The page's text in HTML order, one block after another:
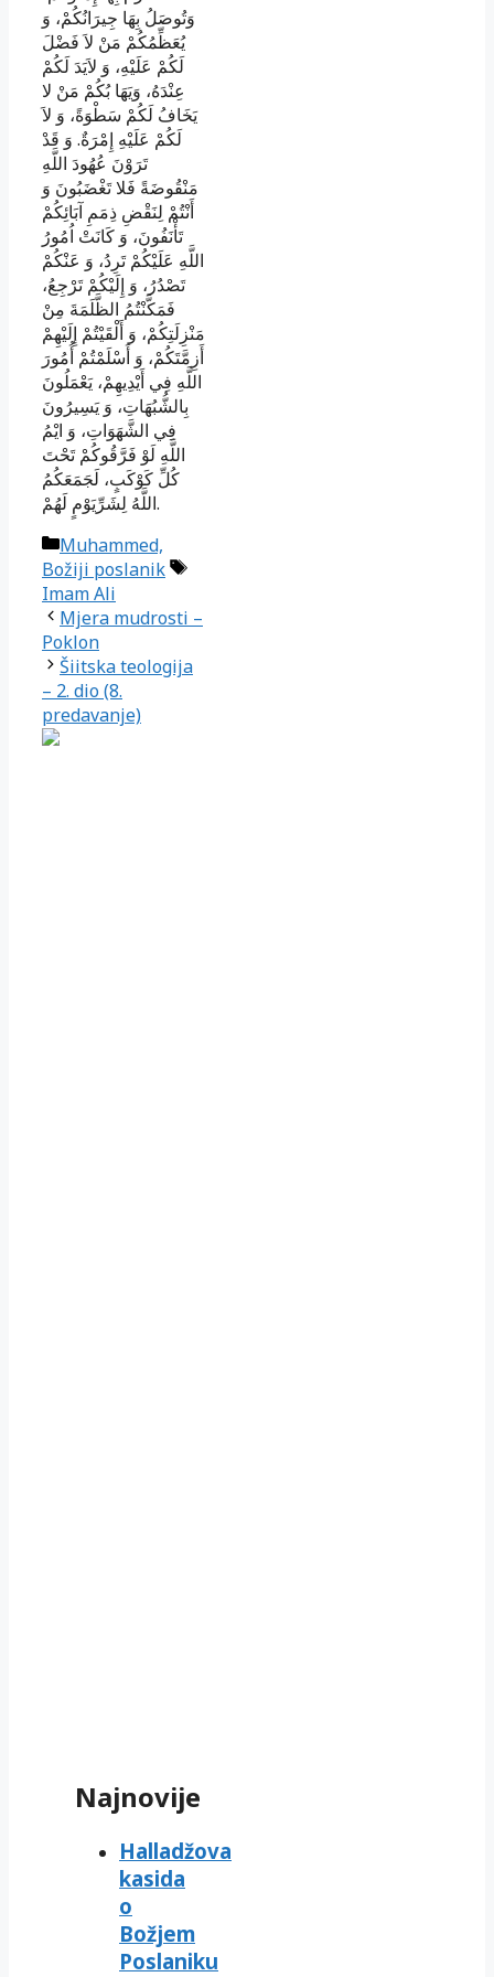
وَتُوصَلُ بِهَا جِيرَانُكُمْ، وَ
يُعَظِّمُكُمْ مَنْ لاَ فَضْلَ
لَكُمْ عَلَيْهِ، وَ لاَيَدَ لَكُمْ
عِنْدَهُ، وَيَهَا بُكُمْ مَنْ لا
يَخَافُ لَكُمْ سَطْوَةً، وَ لاَ
لَكُمْ عَلَيْهِ إِمْرَةٌ. وَ قَدْ
تَرَوْنَ عُهُودَ اللَّهِ
مَنْقُوضَةً فَلا تَغْضَبُونَ وَ
أَنْتُمْ لِنَقْضِ ذِمَمِ آبَائِكُمْ
تَأْنَفُونَ، وَ كَانَتْ اُمُورُ
اللَّهِ عَلَيْكُمْ تَرِدُ، وَ عَنْكُمْ
تَصْدُرُ، وَ إِلَيْكُمْ تَرْجِعُ،
فَمَكَّنْتُمُ الظَّلَمَةَ مِنْ
مَنْزِلَتِكُمْ، وَ أَلْقَيْتُمْ إِلَيْهِمْ
أَزِمَّتَكُمْ، وَ أَسْلَمْتُمْ أُمُورَ
اللَّهِ فِي أَيْدِيهِمْ، يَعْمَلُونَ
بِالشُّبُهَاتِ، وَ يَسِيرُونَ
فِي الشَّهَوَاتِ، وَ ايْمُ
اللَّهِ لَوْ فَرَّقُوكُمْ تَحْتَ
كُلِّ كَوْكَبٍ، لَجَمَعَكُمُ
اللَّهُ لِشَرِّيَوْمٍ لَهُمْ.
Kategorije
Muhammed,
Božiji poslanik
Oznake
Imam Ali
Mjera mudrosti –
Poklon
Šiitska teologija
– 2. dio (8.
predavanje)
Najnovije
Halladžova
kasida
o
Božjem
Poslaniku